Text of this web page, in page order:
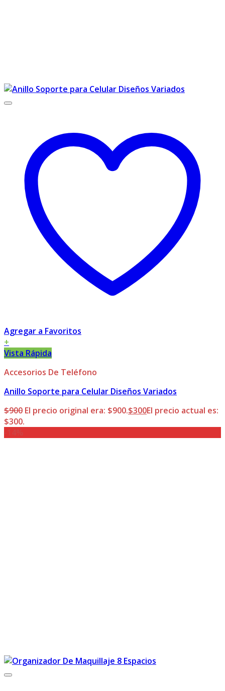
Agregar a Favoritos
+
Vista Rápida
Accesorios De Teléfono
Anillo Soporte para Celular Diseños Variados
$900 El precio original era: $900.$300El precio actual es:
$300.